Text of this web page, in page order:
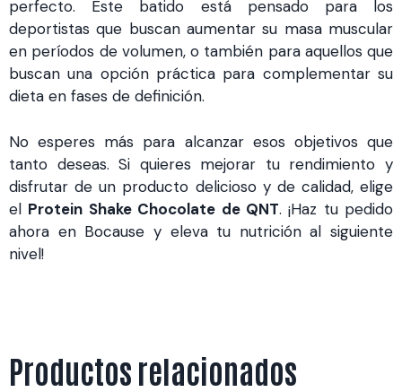
perfecto. Este batido está pensado para los
deportistas que buscan aumentar su masa muscular
en períodos de volumen, o también para aquellos que
buscan una opción práctica para complementar su
dieta en fases de definición.
No esperes más para alcanzar esos objetivos que
tanto deseas. Si quieres mejorar tu rendimiento y
disfrutar de un producto delicioso y de calidad, elige
el Protein Shake Chocolate de QNT. ¡Haz tu pedido
ahora en Bocause y eleva tu nutrición al siguiente
nivel!
Productos relacionados